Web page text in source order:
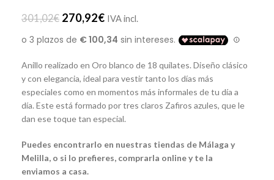
301,02€ 270,92€ IVA incl.
Anillo realizado en Oro blanco de 18 quilates. Diseño clásico
y con elegancia, ideal para vestir tanto los días más
especiales como en momentos más informales de tu día a
día. Este está formado por tres claros Zafiros azules, que le
dan ese toque tan especial.
Puedes encontrarlo en nuestras tiendas de Málaga y
Melilla, o si lo prefieres, comprarla online y te la
enviamos a casa.